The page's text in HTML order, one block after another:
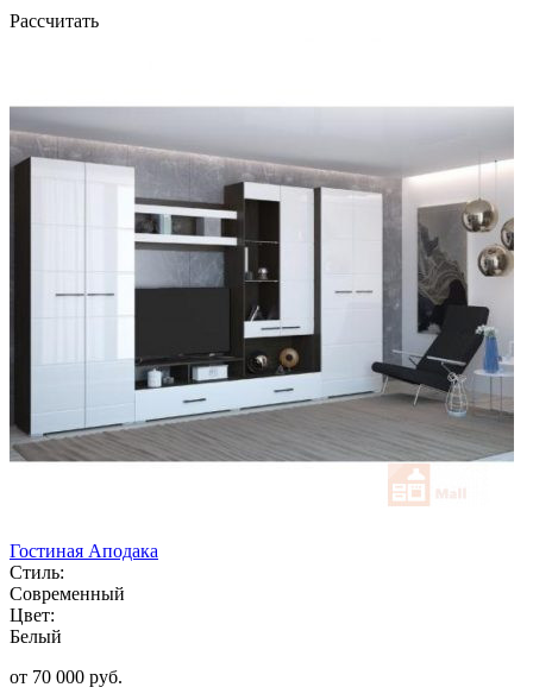
Рассчитать
Гостиная Аподака
Стиль:
Современный
Цвет:
Белый
от 70 000 руб.